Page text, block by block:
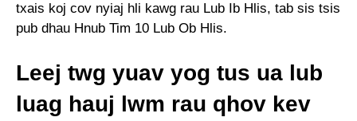
txais koj cov nyiaj hli kawg rau Lub Ib Hlis, tab sis tsis
pub dhau Hnub Tim 10 Lub Ob Hlis.
Leej twg yuav yog tus ua lub
luag hauj lwm rau qhov kev